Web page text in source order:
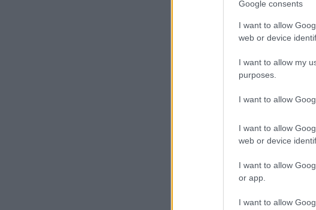
Google consents
I want to allow
web or device
I want to allow my
purposes.
I want to allow
I want to allow
web or device
I want to allow
or app.
I want to allow